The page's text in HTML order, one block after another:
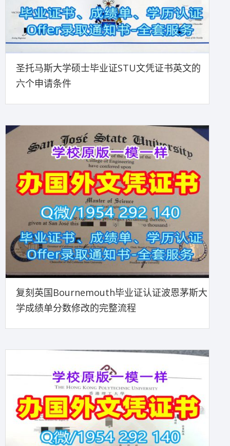
圣托马斯大学硕士毕业证STU文凭证书英文的
六个申请条件
复刻英国Bournemouth毕业证认证波恩茅斯大
学成绩单分数修改的完整流程